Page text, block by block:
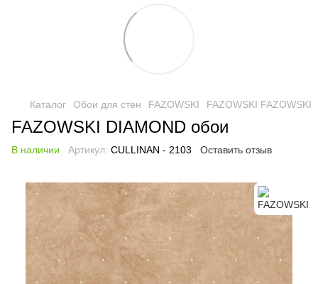
Каталог Обои для стен FAZOWSKI FAZOWSKI FAZOWSKI
FAZOWSKI DIAMOND обои
В наличии Артикул: CULLINAN - 2103 Оставить отзыв